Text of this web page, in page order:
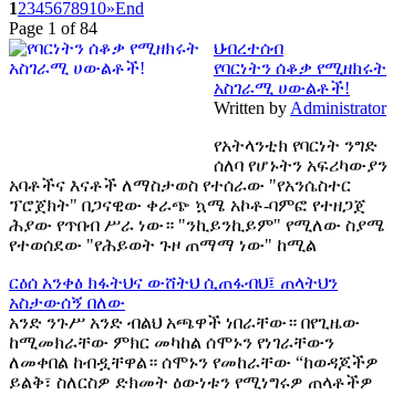
12345678910»End
Page 1 of 84
ህብረተሰብ
የባርነትን ሰቆቃ የሚዘክሩት
አስገራሚ ሀውልቶች!
Written by Administrator
የአትላንቲክ የባርነት ንግድ
ሰለባ የሆኑትን አፍሪካውያን
አባቶችና እናቶች ለማስታወስ የተሰራው "የአንሴስተር
ፕሮጀክት" በጋናዊው ቀራጭ ኳሜ አኮቶ-ባምፎ የተዘጋጀ
ሕያው የጥበብ ሥራ ነው። "ንኪይንኪይም" የሚለው ስያሜ
የተወሰደው "የሕይወት ጉዞ ጠማማ ነው" ከሚል
ርዕሰ አንቀፅ ክፋትህና ውሸትህ ሲጠፋብህ፤ ጠላትህን
አስታውሰኝ በለው
አንድ ንጉሥ አንድ ብልህ አጫዋች ነበራቸው። በየጊዜው
ከሚመክራቸው ምክር መካከል ሰሞኑን የነገራቸውን
ለመቀበል ከብዷቸዋል። ሰሞኑን የመከራቸው “ከወዳጆችዎ
ይልቅ፣ ስለርስዎ ድክመት ዕውነቱን የሚነግሩዎ ጠላቶችዎ